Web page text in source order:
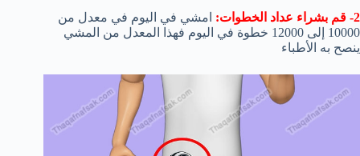
2- قم بشراء عداد الخطوات:
امشي في اليوم في معدل من
10000 إلى 12000 خطوة في اليوم فهذا المعدل من المشي
ينصح به الأطباء